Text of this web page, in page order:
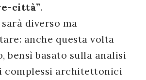
città”.
diverso ma
anche questa volta
bensì basato sulla analisi
complessi architettonici